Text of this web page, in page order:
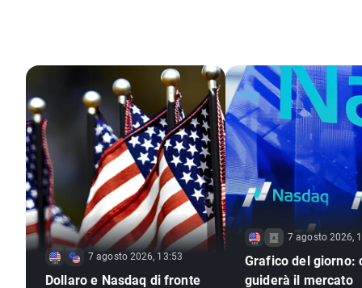
7 agosto 2026, 13:53
Dollaro e Nasdaq di fronte
7 agosto 2026,
Grafico del giorno:
guiderà il mercato